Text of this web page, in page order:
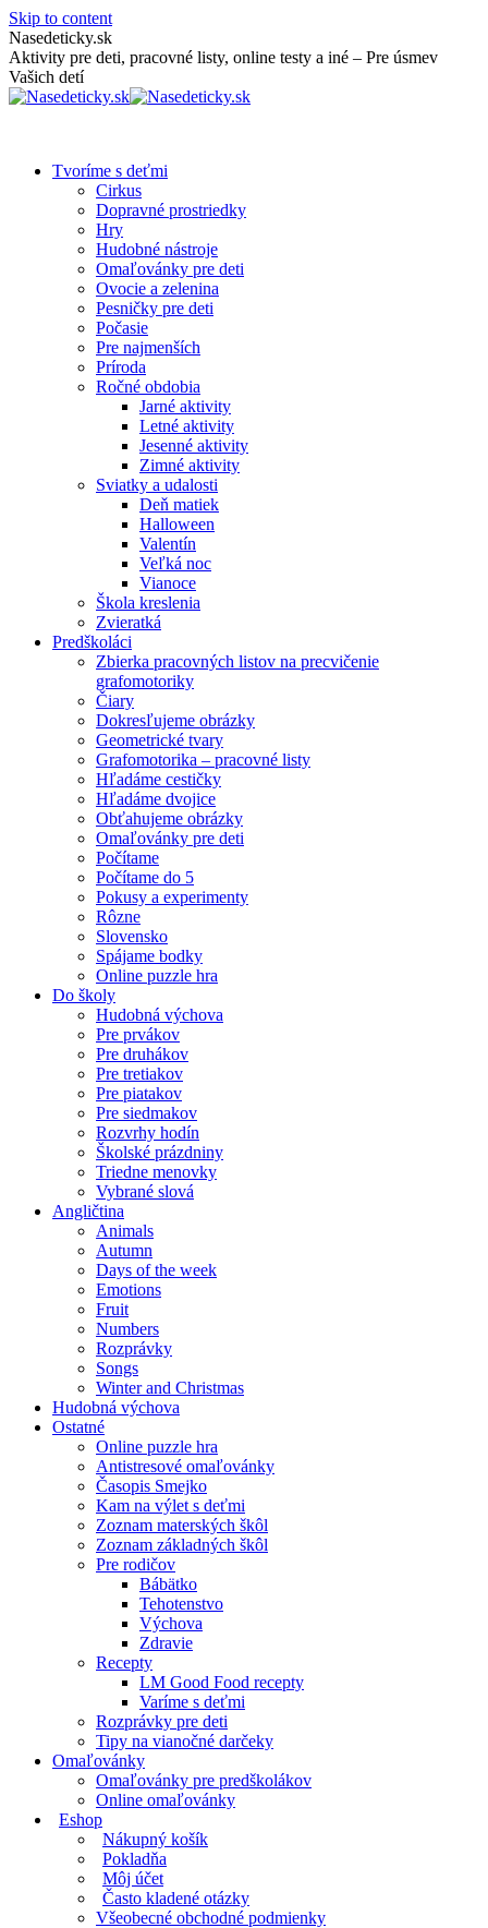
Skip to content
Nasedeticky.sk
Aktivity pre deti, pracovné listy, online testy a iné – Pre úsmev
Vašich detí
Tvoríme s deťmi
Cirkus
Dopravné prostriedky
Hry
Hudobné nástroje
Omaľovánky pre deti
Ovocie a zelenina
Pesničky pre deti
Počasie
Pre najmenších
Príroda
Ročné obdobia
Jarné aktivity
Letné aktivity
Jesenné aktivity
Zimné aktivity
Sviatky a udalosti
Deň matiek
Halloween
Valentín
Veľká noc
Vianoce
Škola kreslenia
Zvieratká
Predškoláci
Zbierka pracovných listov na precvičenie
grafomotoriky
Čiary
Dokresľujeme obrázky
Geometrické tvary
Grafomotorika – pracovné listy
Hľadáme cestičky
Hľadáme dvojice
Obťahujeme obrázky
Omaľovánky pre deti
Počítame
Počítame do 5
Pokusy a experimenty
Rôzne
Slovensko
Spájame bodky
Online puzzle hra
Do školy
Hudobná výchova
Pre prvákov
Pre druhákov
Pre tretiakov
Pre piatakov
Pre siedmakov
Rozvrhy hodín
Školské prázdniny
Triedne menovky
Vybrané slová
Angličtina
Animals
Autumn
Days of the week
Emotions
Fruit
Numbers
Rozprávky
Songs
Winter and Christmas
Hudobná výchova
Ostatné
Online puzzle hra
Antistresové omaľovánky
Časopis Smejko
Kam na výlet s deťmi
Zoznam materských škôl
Zoznam základných škôl
Pre rodičov
Bábätko
Tehotenstvo
Výchova
Zdravie
Recepty
LM Good Food recepty
Varíme s deťmi
Rozprávky pre deti
Tipy na vianočné darčeky
Omaľovánky
Omaľovánky pre predškolákov
Online omaľovánky
Eshop
Nákupný košík
Pokladňa
Môj účet
Často kladené otázky
Všeobecné obchodné podmienky